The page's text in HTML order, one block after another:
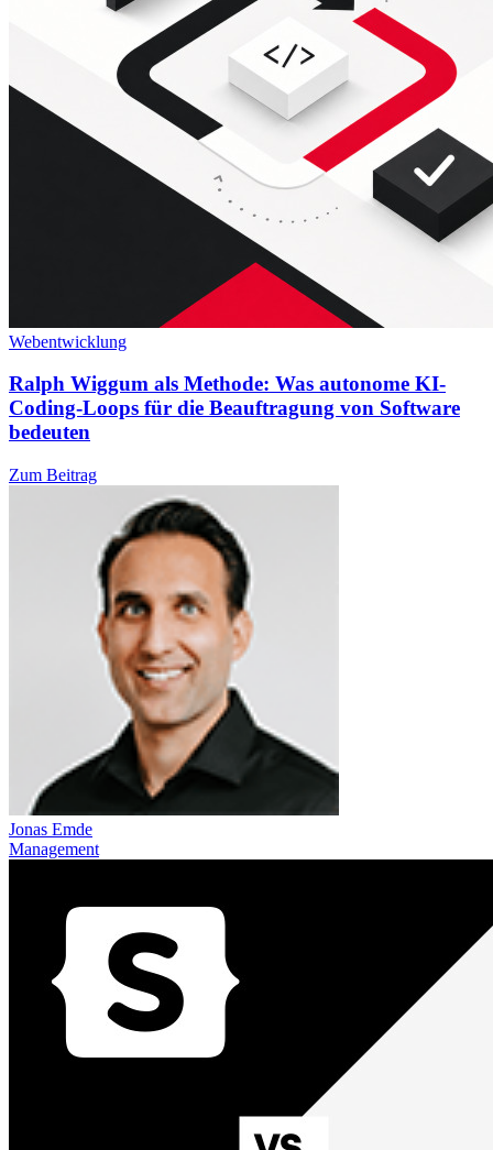
Webentwicklung
Ralph Wiggum als Methode: Was autonome KI-
Coding-Loops für die Beauftragung von Software
bedeuten
Zum Beitrag
Jonas Emde
Management